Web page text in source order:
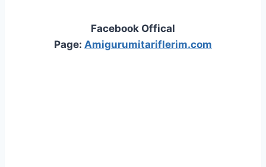
Facebook Offical
Page: Amigurumitariflerim.com